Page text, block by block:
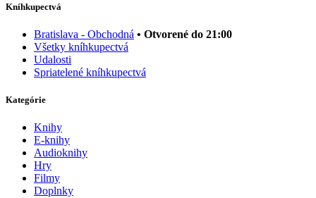
Kníhkupectvá
Bratislava - Obchodná • Otvorené do 21:00
Všetky kníhkupectvá
Udalosti
Spriatelené kníhkupectvá
Kategórie
Knihy
E-knihy
Audioknihy
Hry
Filmy
Doplnky